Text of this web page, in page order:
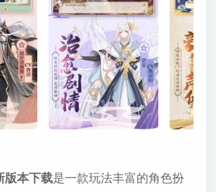
版本下载是一款玩法丰富的角色扮